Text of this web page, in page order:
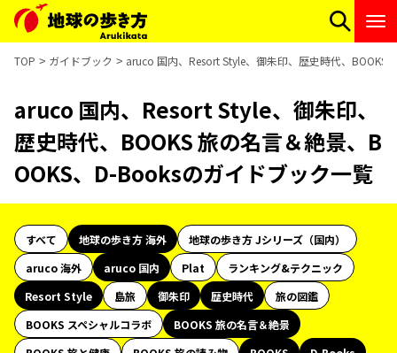
TOP ガイドブック aruco 国内、Resort Style、御朱印、歴史時代、BOOKS
aruco 国内、Resort Style、御朱印、
歴史時代、BOOKS 旅の名言＆絶景、B
OOKS、D-Booksのガイドブック一覧
すべて 地球の歩き方 海外
地球の歩き方 Jシリーズ（国内）
aruco 海外
aruco 国内 Plat
ランキング&テクニック
Resort Style
島旅 御朱印 歴史時代
旅の図鑑
BOOKS スペシャルコラボ
BOOKS 旅の名言＆絶景